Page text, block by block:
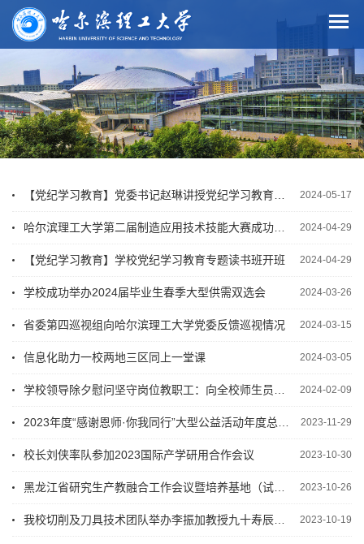
2024-05-17
2024-04-29
2024-04-29
【党纪学习教育】学校党纪学习教育专题读书班开班
2024-03-26
学校成功举办2024届毕业生春季大型供需双选会
2024-03-15
省委第四巡视组向哈尔滨理工大学党委反馈巡视情况
2024-03-05
信息化助力一校两地三区同上一堂课
2024-02-09
2023-11-29
2023-10-30
校长刘侠率队参加2023国际产学研用合作会议
2023-10-26
2023-10-19